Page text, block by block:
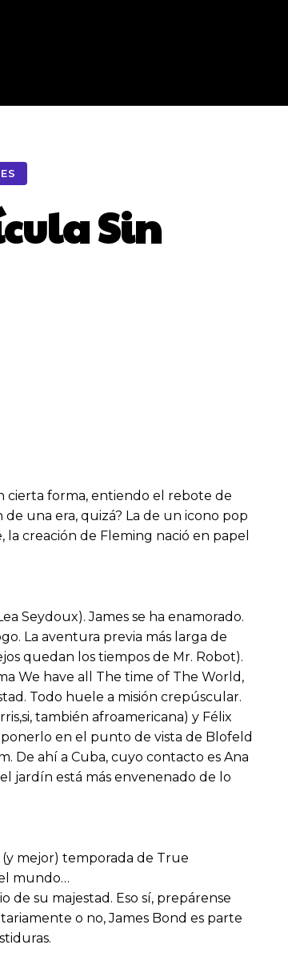
Sin
cierta forma, entiendo el rebote de
una era, quizá? La de un icono pop
creación de Fleming nació en papel
Seydoux). James se ha enamorado.
La aventura previa más larga de
quedan los tiempos de Mr. Robot).
We have all The time of The World,
Todo huele a misión crepúscular.
también afroamericana) y Félix
en el punto de vista de Blofeld
De ahí a Cuba, cuyo contacto es Ana
jardín está más envenenado de lo
mejor) temporada de True
mundo…
de su majestad. Eso sí, prepárense
o no, James Bond es parte